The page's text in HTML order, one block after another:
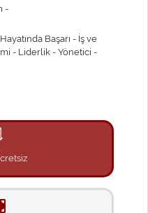
-
Başarı - İş ve
- Liderlik - Yönetici -